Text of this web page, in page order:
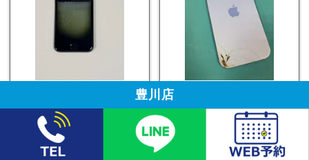
まちスマ
モバイルライフを"もっと"豊かに
豊川店